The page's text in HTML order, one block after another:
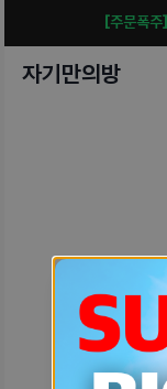
[주문폭주]
자기만의방